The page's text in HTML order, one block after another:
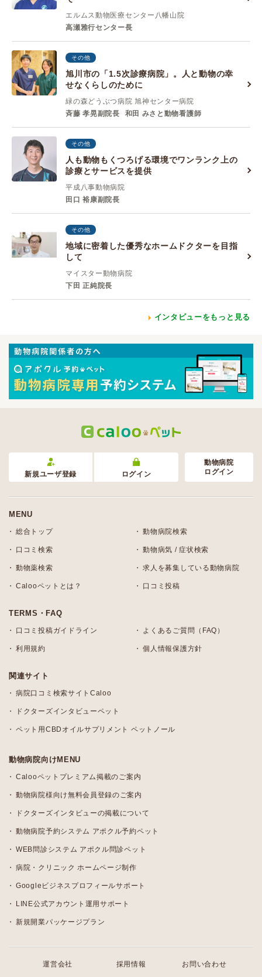
エルムス動物医療センター八幡山院
高瀬雅行センター長
その他
旭川市の「1.5次診療病院」。人と動物の幸
せなくらしのために
緑の森どうぶつ病院 旭神センター病院
斉藤 孝晃副院長
和田 みさと動物看護師
その他
人も動物もくつろげる環境でワンランク上の
診療とサービスを提供
平成八事動物病院
田口 裕康副院長
その他
地域に密着した優秀なホームドクターを目指
して
マイスター動物病院
下田 正純院長
インタビューをもっと見る
新規ユーザ登録 ログイン
動物病院
ログイン
MENU
総合トップ 動物病院検索
口コミ検索 動物病気 / 症状検索
動物薬検索 求人を募集している動物病院
Calooペットとは？ 口コミ投稿
TERMS・FAQ
口コミ投稿ガイドライン よくあるご質問（FAQ）
利用規約 個人情報保護方針
関連サイト
病院口コミ検索サイトCaloo
ドクターズインタビューペット
ペット用CBDオイルサプリメント ペットノール
動物病院向けMENU
Calooペットプレミアム掲載のご案内
動物病院様向け無料会員登録のご案内
ドクターズインタビューの掲載について
動物病院予約システム アポクル予約ペット
WEB問診システム アポクル問診ペット
病院・クリニック ホームページ制作
Googleビジネスプロフィールサポート
LINE公式アカウント運用サポート
新規開業パッケージプラン
運営会社 採用情報 お問い合わせ